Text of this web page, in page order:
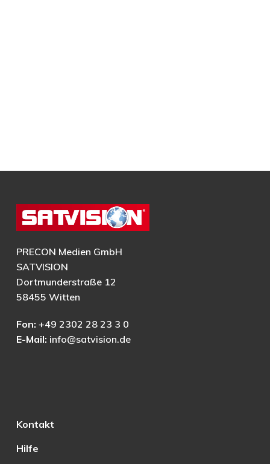
PRECON Medien GmbH
SATVISION
Dortmunderstraße 12
58455 Witten
Fon: +49 2302 28 23 3 0
E-Mail: info@satvision.de
Kontakt
Hilfe